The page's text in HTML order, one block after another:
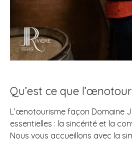
Qu’est ce que
L’œnotourisme façon Domaine
essentielles : la sincérité et la
Nous vous accueillons avec la